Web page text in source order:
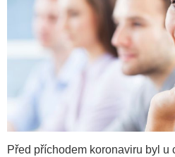
Před příchodem koronaviru byl